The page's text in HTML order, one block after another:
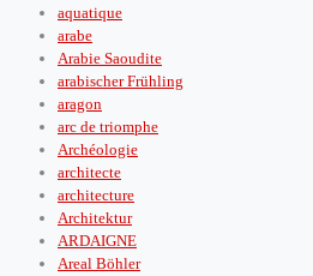
aquatique
arabe
Arabie Saoudite
arabischer Frühling
aragon
arc de triomphe
Archéologie
architecte
architecture
Architektur
ARDAIGNE
Areal Böhler